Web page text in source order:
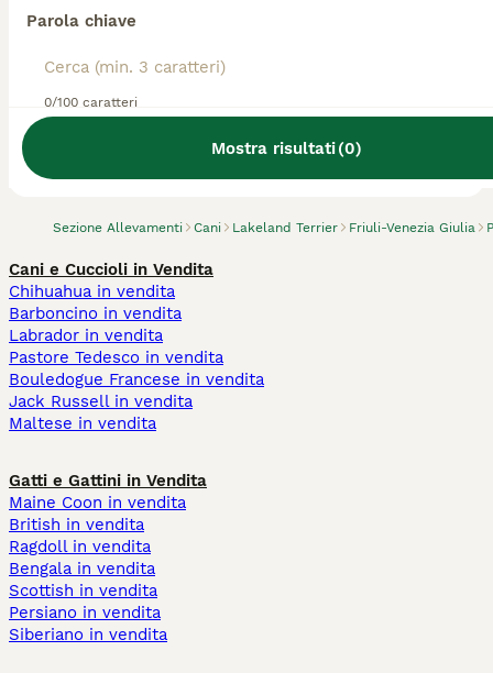
Parola chiave
0/100 caratteri
Mostra risultati(0)
Sezione Allevamenti Cani Lakeland Terrier Friuli-Venezia Giulia
Abbiamo trovato 0 Allevamento di Lakeland
Terrier, Pordenone.
Cani e Cuccioli in Vendita
Chihuahua in vendita
Barboncino in vendita
Labrador in vendita
Pastore Tedesco in vendita
Bouledogue Francese in vendita
Jack Russell in vendita
Maltese in vendita
Gatti e Gattini in Vendita
Maine Coon in vendita
British in vendita
Ragdoll in vendita
Bengala in vendita
Scottish in vendita
Persiano in vendita
Siberiano in vendita